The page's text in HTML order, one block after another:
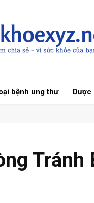
bệnh ung thư Dược
Tránh